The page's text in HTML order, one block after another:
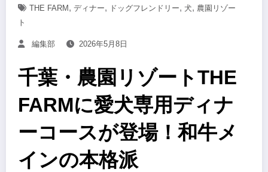
THE FARM , ディナー, ドッグフレンドリー, 犬, 農園リゾー
ト
編集部 2026年5月8日
千葉・農園リゾートTHE
FARMに愛犬専用ディナ
ーコースが登場！和牛メ
インの本格派